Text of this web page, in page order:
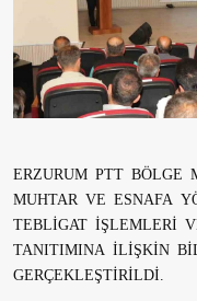
ERZURUM PTT BÖLGE
MUHTAR VE ESNAFA
TEBLİGAT İŞLEMLERİ
TANITIMINA İLİŞKİN
GERÇEKLEŞTİRİLDİ.